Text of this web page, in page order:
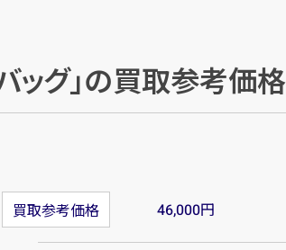
ッグ」の買取参考価格
買取参考価格 46,000円